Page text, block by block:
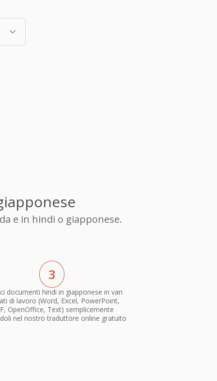
e in hindi o giapponese.
3
documenti hindi in giapponese in vari
di lavoro (Word, Excel, PowerPoint,
OpenOffice, Text) semplicemente
nel nostro traduttore online gratuito